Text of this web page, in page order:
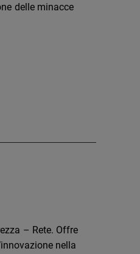
delle minacce
– Rete. Offre
nella